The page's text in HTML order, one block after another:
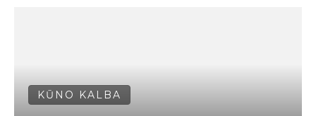
KŪNO KALBA